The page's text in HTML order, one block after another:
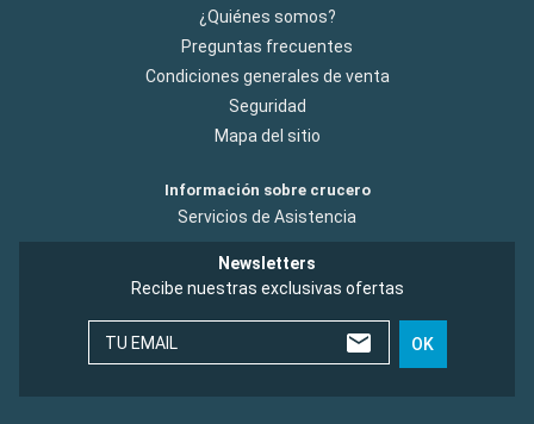
¿Quiénes somos?
Preguntas frecuentes
Condiciones generales de venta
Seguridad
Mapa del sitio
Información sobre crucero
Servicios de Asistencia
Newsletters
Recibe nuestras exclusivas ofertas
TU EMAIL OK